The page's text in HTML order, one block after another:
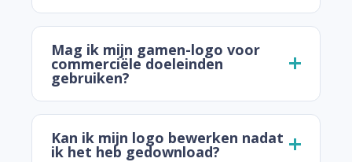
Mag ik mijn gamen-logo voor
commerciële doeleinden
gebruiken?
Kan ik mijn logo bewerken nadat
ik het heb gedownload?